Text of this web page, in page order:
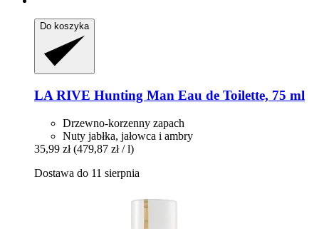
Do koszyka
LA RIVE Hunting Man Eau de Toilette, 75 ml
Drzewno-korzenny zapach
Nuty jabłka, jałowca i ambry
35,99 zł (479,87 zł / l)
Dostawa do 11 sierpnia